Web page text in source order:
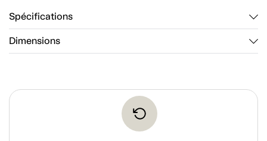
Spécifications
Dimensions